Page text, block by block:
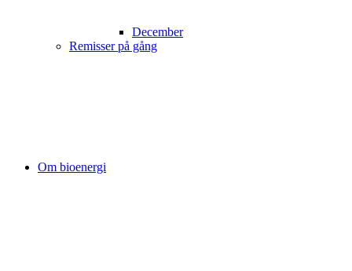
December
Remisser på gång
Om bioenergi